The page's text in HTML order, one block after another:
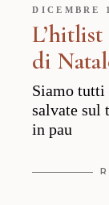
DICEMBRE
di
Siamo tutti
salvate sul
in pau